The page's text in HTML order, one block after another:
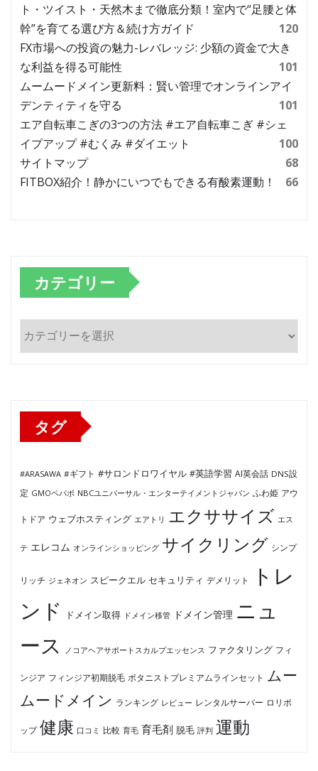
ト・ツイスト・天然木まで徹底分類！室内で“足腰と体
幹”を育てる選び方＆続け方ガイド
120
FX市場への投資の魅力-レバレッジ: 少額の資金で大き
な利益を得る可能性
101
ムームードメイン更新料：賢い管理でオンラインアイ
デンティティを守る
101
エア自転車こぎの3つの方法 #エア自転車こぎ #シェ
イプアップ #むくみ #ダイエット
100
サイトマップ
68
FITBOX紹介！静かにいつでもできる有酸素運動！
66
カテゴリー
カ
テ
タグ
#ARASAWA #ギフト #サロンドロワイヤル #英語学習 AI英会話 DNS設
定 GMOペパボ NBCユニバーサル・エンターテイメントジャパン ふわ姫 アウ
トドア ウェブホスティング エアトリ エクササイズ エス
テ エレコム オンラインショッピング サイクリング シンプ
リッチ ジェネオン スピークエル セキュリティ デメリット
トレ
ンド
ドメイン取得 ドメイン移管 ドメイン管理 ニュ
ース
ノコアヘアサポートスカルプエッセンス ファクタリング フィ
ンジア フィンジア初期脱毛 ボタニストプレミアムラインセット
ムー
ムードメイン ランキング レビュー レンタルサーバー ロリポ
ップ 健康 口コミ 比較 育毛 育毛剤 脱毛 評判 運動